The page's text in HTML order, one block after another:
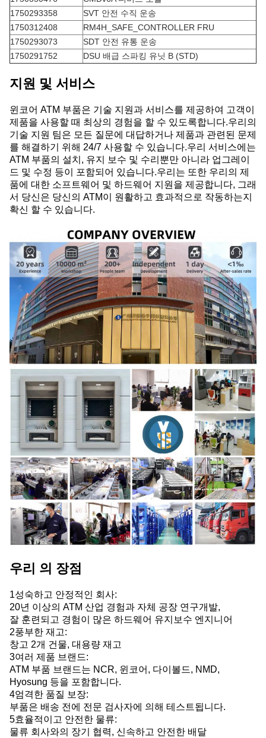
1750293358
SVT 안전 수직 운송
1750312408
RM4H_SAFE_CONTROLLER FRU
1750293073
SDT 안전 유통 운송
1750291752
DSU 배급 스파킹 유닛 B (STD)
지원 및 서비스
윈코어 ATM 부품은 기술 지원과 서비스를 제공하여 고객이
제품을 사용할 때 최상의 경험을 할 수 있도록합니다.우리의
기술 지원 팀은 모든 질문에 대답하거나 제품과 관련된 문제
를 해결하기 위해 24/7 사용할 수 있습니다.우리 서비스에는
ATM 부품의 설치, 유지 보수 및 수리뿐만 아니라 업그레이
드 및 수정 등이 포함되어 있습니다.우리는 또한 우리의 제
품에 대한 소프트웨어 및 하드웨어 지원을 제공합니다, 그래
서 당신은 당신의 ATM이 원활하고 효과적으로 작동하는지
확신 할 수 있습니다.
우리 의 장점
1성숙하고 안정적인 회사:
20년 이상의 ATM 산업 경험과 자체 공장 연구개발,
잘 훈련되고 경험이 많은 하드웨어 유지보수 엔지니어
2풍부한 재고:
창고 2개 건물, 대용량 재고
3여러 제품 브랜드:
ATM 부품 브랜드는 NCR, 윈코어, 다이볼드, NMD,
Hyosung 등을 포함합니다.
4엄격한 품질 보장:
부품은 배송 전에 전문 검사자에 의해 테스트됩니다.
5효율적이고 안전한 물류:
물류 회사와의 장기 협력, 신속하고 안전한 배달